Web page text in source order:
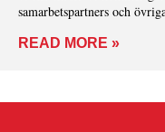
samarbetspartners och
READ MORE »